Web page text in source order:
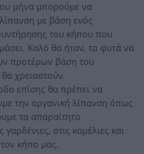
μήνα μπορούμε να
με βάση ενός
του κήπου που
Καλό θα ήταν, τα φυτά να
προτέρων βάση του
χρειαστούν.
επίσης θα πρέπει να
την οργανική λίπανση όπως
τα απαραίτητα
γαρδένιες, στις καμέλιες και
κήπο μας.